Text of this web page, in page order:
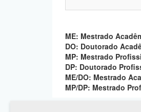
ME: Mestrado
DO: Doutorado
MP: Mestrado
DP: Doutorado
ME/DO: Mestrado
MP/DP: Mestrado